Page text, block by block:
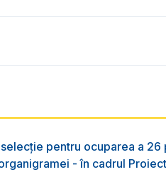
pentru ocuparea a
- în cadrul